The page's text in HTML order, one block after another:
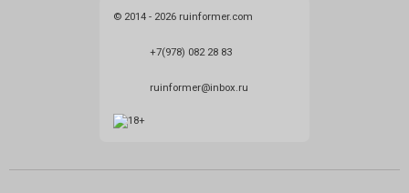
© 2014 - 2026 ruinformer.com
+7(978) 082 28 83
ruinformer@inbox.ru